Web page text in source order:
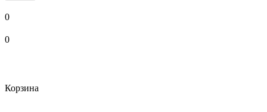
0
0
Корзина